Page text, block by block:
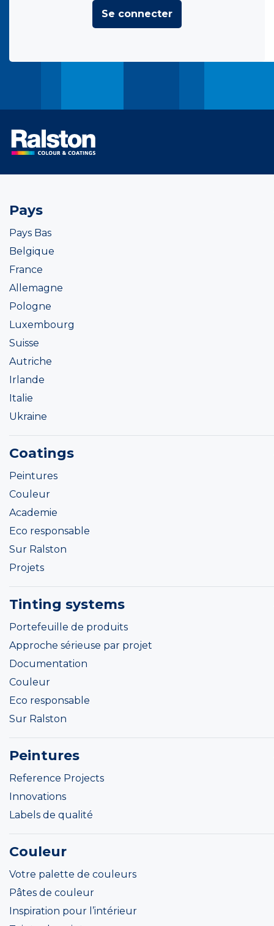
Se connecter
Pays
Pays Bas
Belgique
France
Allemagne
Pologne
Luxembourg
Suisse
Autriche
Irlande
Italie
Ukraine
Coatings
Peintures
Couleur
Academie
Eco responsable
Sur Ralston
Projets
Tinting systems
Portefeuille de produits
Approche sérieuse par projet
Documentation
Couleur
Eco responsable
Sur Ralston
Peintures
Reference Projects
Innovations
Labels de qualité
Couleur
Votre palette de couleurs
Pâtes de couleur
Inspiration pour l’intérieur